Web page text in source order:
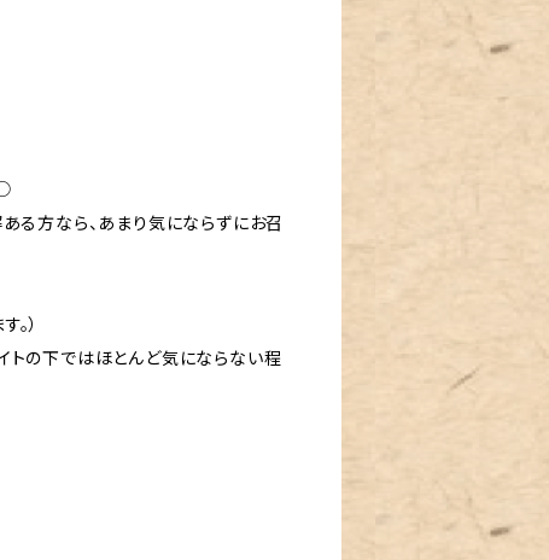
る方なら、あまり気にならずにお召
）
トの下ではほとんど気にならない程